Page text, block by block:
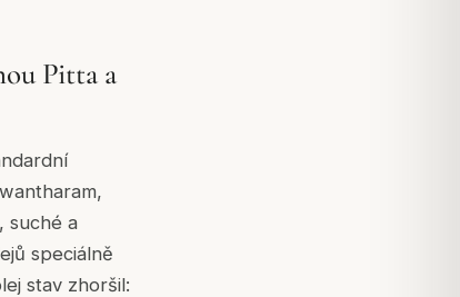
Pitta a
suché a
speciálně
stav zhoršil: